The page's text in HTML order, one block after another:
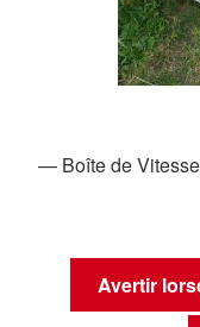
Termes et conditions
— Boîte de
Avertir